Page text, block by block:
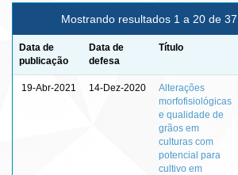
Mostrando resultados 1 a 20 de 37
Data de
publicação
Data de
defesa
Título
19-Abr-2021 14-Dez-2020
Alterações
morfofisiológicas
e qualidade de
grãos em
culturas com
potencial para
cultivo em